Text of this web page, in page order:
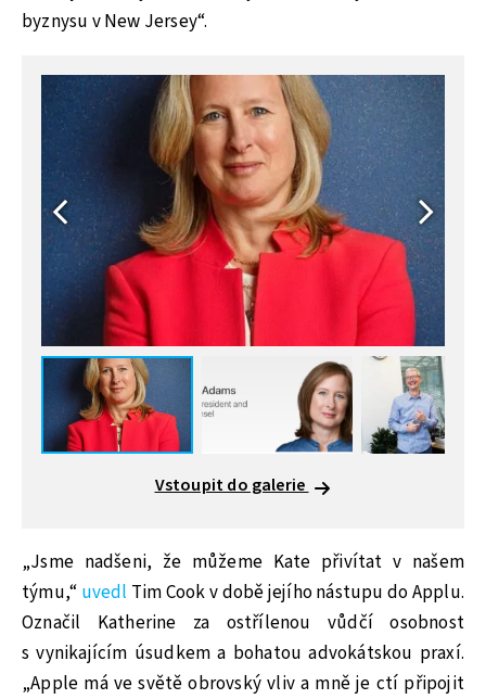
byznysu v New Jersey“.
Vstoupit do galerie
„Jsme nadšeni, že můžeme Kate přivítat v našem
týmu,“ uvedl Tim Cook v době jejího nástupu do Applu.
Označil Katherine za ostřílenou vůdčí osobnost
s vynikajícím úsudkem a bohatou advokátskou praxí.
„Apple má ve světě obrovský vliv a mně je ctí připojit